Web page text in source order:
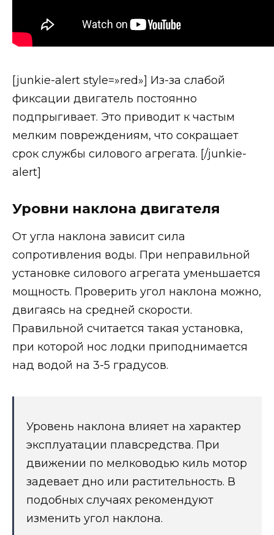
[junkie-alert style=»red»] Из-за слабой
фиксации двигатель постоянно
подпрыгивает. Это приводит к частым
мелким повреждениям, что сокращает
срок службы силового агрегата. [/junkie-
alert]
Уровни наклона двигателя
От угла наклона зависит сила
сопротивления воды. При неправильной
установке силового агрегата уменьшается
мощность. Проверить угол наклона можно,
двигаясь на средней скорости.
Правильной считается такая установка,
при которой нос лодки приподнимается
над водой на 3-5 градусов.
Уровень наклона влияет на характер
эксплуатации плавсредства. При
движении по мелководью киль мотор
задевает дно или растительность. В
подобных случаях рекомендуют
изменить угол наклона.